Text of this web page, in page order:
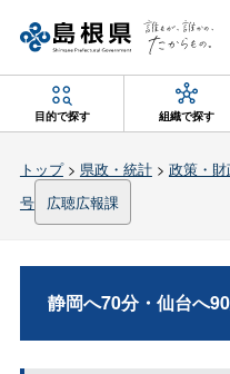
目的で探す 組織で探す
トップ> 県政・統計> 政策・財
号
広聴広報課
静岡へ70分・仙台へ